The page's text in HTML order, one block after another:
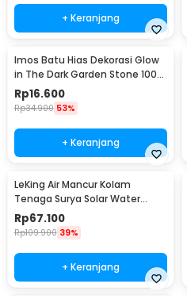
+ Keranjang
Imos Batu Hias Dekorasi Glow
in The Dark Garden Stone 100
PCS - HC0043
Rp16.600
Rp34.900 53%
+ Keranjang
LeKing Air Mancur Kolam
Tenaga Surya Solar Water
Fountain - AS10A
Rp67.100
Rp109.900 39%
+ Keranjang